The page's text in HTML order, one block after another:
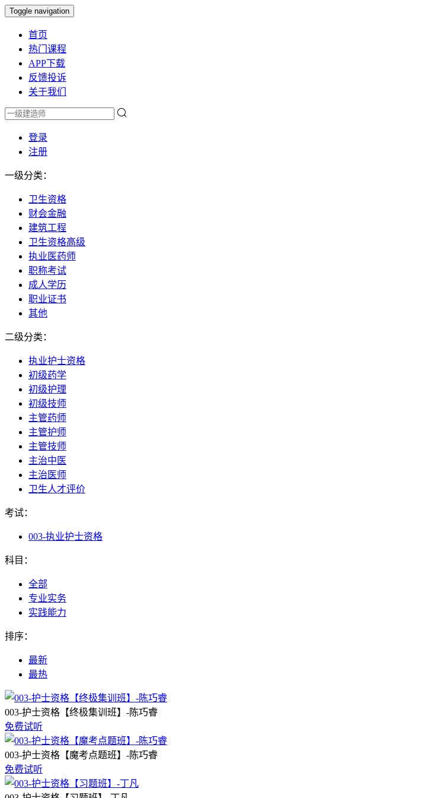
Toggle navigation
首页
热门课程
APP下载
反馈投诉
关于我们
登录
注册
一级分类：
卫生资格
财会金融
建筑工程
卫生资格高级
执业医药师
职称考试
成人学历
职业证书
其他
二级分类：
执业护士资格
初级药学
初级护理
初级技师
主管药师
主管护师
主管技师
主治中医
主治医师
卫生人才评价
考试：
003-执业护士资格
科目：
全部
专业实务
实践能力
排序：
最新
最热
003-护士资格【终极集训班】-陈巧睿
免费试听
003-护士资格【魔考点题班】-陈巧睿
免费试听